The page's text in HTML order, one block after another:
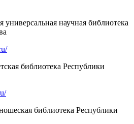
универсальная научная библиотека
библиотека Республики
библиотека Республики